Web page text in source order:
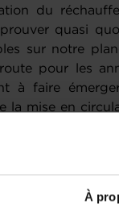
À
du
quasi
sur notre
pour les
à faire
la mise en